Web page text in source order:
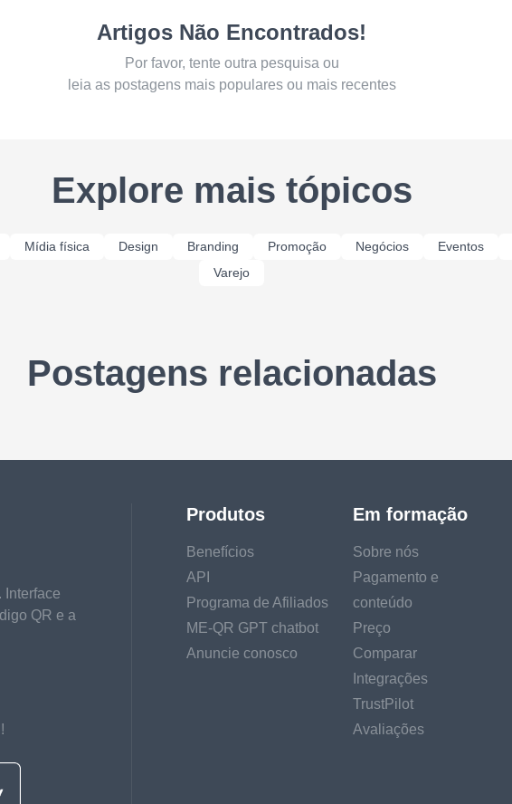
Artigos Não Encontrados!
Por favor, tente outra pesquisa ou
leia as postagens mais populares ou mais recentes
Explore mais tópicos
Mídia física Design Branding Promoção Negócios Eventos
Varejo
Postagens relacionadas
Interface
QR e a
Produtos
Benefícios
API
Programa de Afiliados
ME-QR GPT chatbot
Anuncie conosco
Em formação
Sobre nós
Pagamento e
conteúdo
Preço
Comparar
Integrações
TrustPilot
Avaliações